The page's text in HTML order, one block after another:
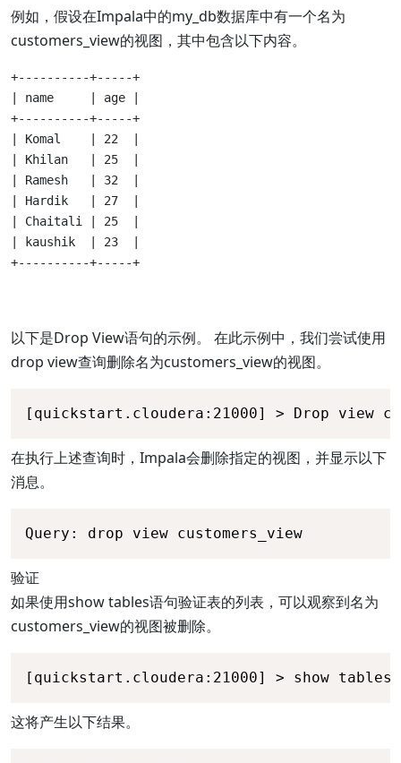
例如，假设在Impala中的my_db数据库中有一个名为
customers_view的视图，其中包含以下内容。
+----------+-----+
| name     | age |
+----------+-----+
| Komal    | 22  |
| Khilan   | 25  |
| Ramesh   | 32  |
| Hardik   | 27  |
| Chaitali | 25  |
| kaushik  | 23  |
+----------+-----+
以下是Drop View语句的示例。 在此示例中，我们尝试使用
drop view查询删除名为customers_view的视图。
[quickstart.cloudera:21000] > Drop view
在执行上述查询时，Impala会删除指定的视图，并显示以下
消息。
Query: drop view customers_view
验证
如果使用show tables语句验证表的列表，可以观察到名为
customers_view的视图被删除。
[quickstart.cloudera:21000] > show tables;
这将产生以下结果。